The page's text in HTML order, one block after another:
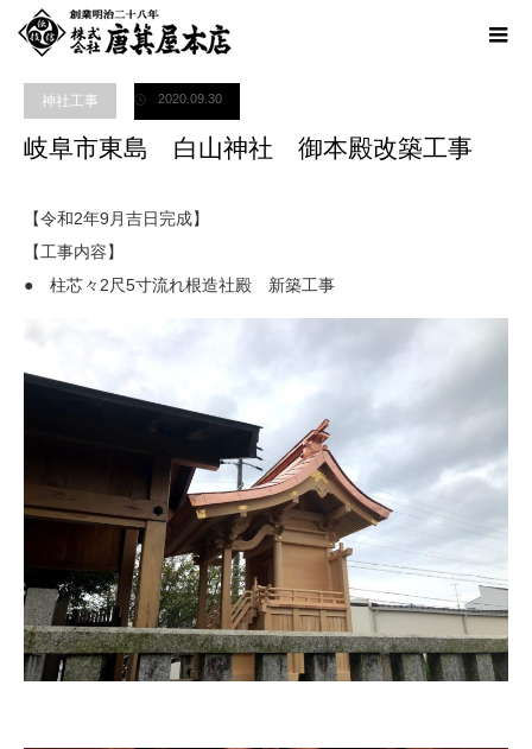
ホーム
ブログ
神社工事
神社工事 2020.09.30
岐阜市東島 白山神社 御本殿改築工事
【令和2年9月吉日完成】
【工事内容】
● 柱芯々2尺5寸流れ根造社殿 新築工事